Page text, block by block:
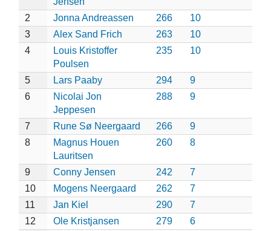
2 Jonna Andreassen 266
10
3
Alex Sand Frich 263
10
4
Louis Kristoffer
Poulsen
235 10
5 Lars Paaby 294
9
6
Nicolai Jon
Jeppesen
288 9
7 Rune Sø Neergaard 266
9
8
Magnus Houen
Lauritsen
260 8
9 Conny Jensen 242
7
10
Mogens Neergaard 262
7
11
Jan Kiel 290
7
12
Ole Kristjansen 279
6